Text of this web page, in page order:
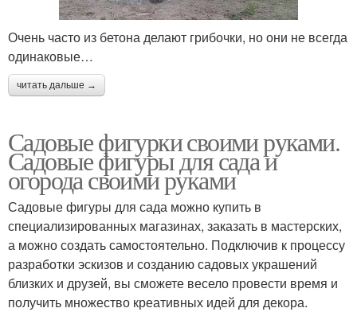
Очень часто из бетона делают грибочки, но они не всегда
одинаковые…
читать дальше →
Садовые фигурки своими руками.
Садовые фигуры для сада и
огорода своими руками
Садовые фигуры для сада можно купить в
специализированных магазинах, заказать в мастерских,
а можно создать самостоятельно. Подключив к процессу
разработки эскизов и созданию садовых украшений
близких и друзей, вы сможете весело провести время и
получить множество креативных идей для декора.